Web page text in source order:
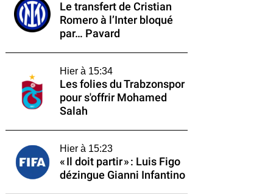
Le transfert de Cristian
Romero à l’Inter bloqué
par… Pavard
Hier à 15:34
Les folies du Trabzonspor
pour s'offrir Mohamed
Salah
Hier à 15:23
« Il doit partir » : Luis Figo
dézingue Gianni Infantino